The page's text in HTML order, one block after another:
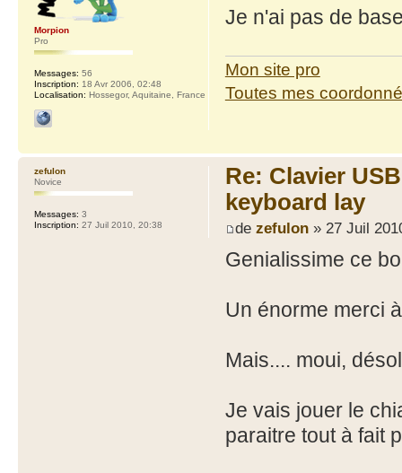
Je n'ai pas de
Mon site pro
Toutes mes
Morpion
Pro
Messages: 56
Inscription: 18 Avr 2006, 02:48
Localisation: Hossegor, Aquitaine, France
Re: Clavier
keyboard lay
de zefulon» 27 Juil
Genialissime ce
Un énorme merci
Mais.... moui,
Je vais jouer le
paraitre tout à fait
zefulon
Novice
Messages: 3
Inscription: 27 Juil 2010, 20:38